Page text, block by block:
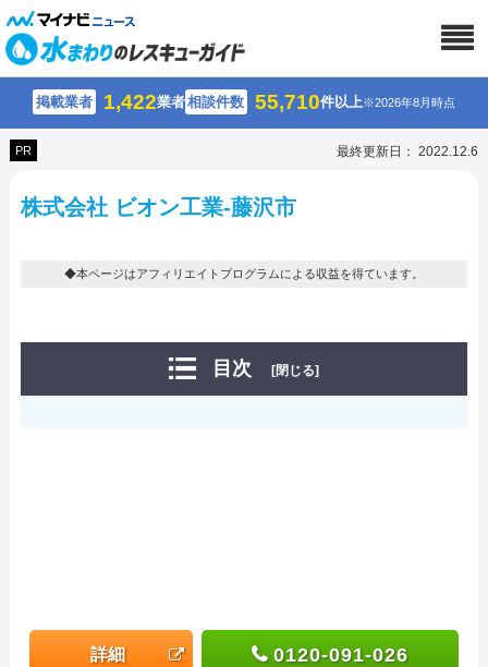
掲載業者 1,422業者相談件数 55,710件以上※2026年8月時点
PR 最終更新日： 2022.12.6
株式会社 ビオン工業-藤沢市
◆本ページはアフィリエイトプログラムによる収益を得ています。
目次 [閉じる]
詳細 0120-091-026